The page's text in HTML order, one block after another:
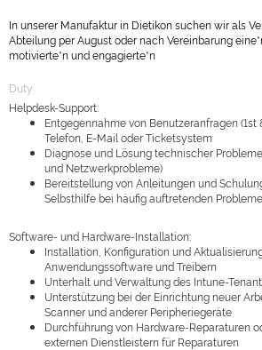
In unserer Manufaktur in Dietikon suchen wir als
Abteilung per August oder nach Vereinbarung
motivierte*n und engagierte*n
Duty
Helpdesk-Support:
Entgegennahme von Benutzeranfragen (1st
Telefon, E-Mail oder Ticketsystem
Diagnose und Lösung technischer
und Netzwerkprobleme)
Bereitstellung von Anleitungen und
Selbsthilfe bei häufig auftretenden
Software- und Hardware-Installation:
Installation, Konfiguration und
Anwendungssoftware und Treibern
Unterhalt und Verwaltung des Intune-Tenant
Unterstützung bei der Einrichtung neuer
Scanner und anderer Peripheriegeräte
Durchführung von Hardware-Reparaturen
externen Dienstleistern für Reparaturen